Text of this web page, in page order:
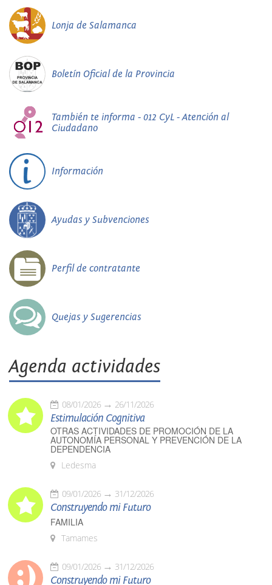
Lonja de Salamanca
Boletín Oficial de la Provincia
También te informa - 012 CyL - Atención al
Ciudadano
Información
Ayudas y Subvenciones
Perfil de contratante
Quejas y Sugerencias
Agenda actividades
08/01/2026 26/11/2026
Estimulación Cognitiva
OTRAS ACTIVIDADES DE PROMOCIÓN DE LA
AUTONOMÍA PERSONAL Y PREVENCIÓN DE LA
DEPENDENCIA
Ledesma
09/01/2026 31/12/2026
Construyendo mi Futuro
FAMILIA
Tamames
09/01/2026 31/12/2026
Construyendo mi Futuro